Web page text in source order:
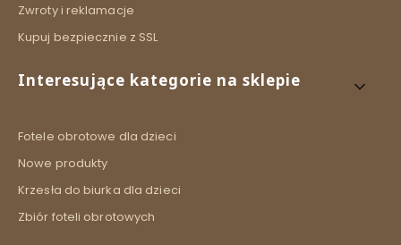
Zwroty i reklamacje
Kupuj bezpiecznie z SSL
Interesujące kategorie na sklepie
Fotele obrotowe dla dzieci
Nowe produkty
Krzesła do biurka dla dzieci
Zbiór foteli obrotowych